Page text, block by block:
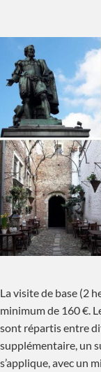
La visite de base (2
minimum de 160 €.
sont répartis entre
supplémentaire, un
s’applique, avec un